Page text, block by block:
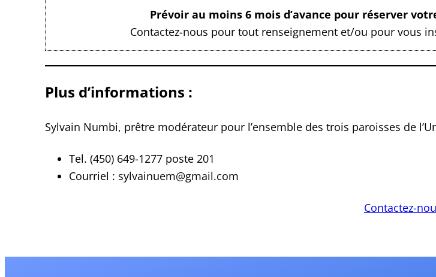
Prévoir au moins 6 mois d’avance pour réserver
Contactez-nous pour tout renseignement et/ou pour vous
Plus d’informations :
Sylvain Numbi, prêtre modérateur pour l’ensemble des trois paroisses de
Tel. (450) 649-1277 poste 201
Courriel : sylvainuem@gmail.com
Contactez-